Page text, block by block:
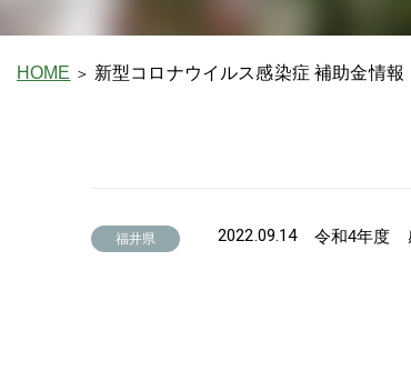
HOME 新型コロナウイルス感染症 補助金情報
福井県 2022.09.14 令和4年度